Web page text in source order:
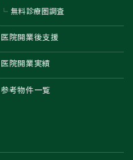
無料診療圏調査
医院開業後支援
医院開業実績
参考物件一覧